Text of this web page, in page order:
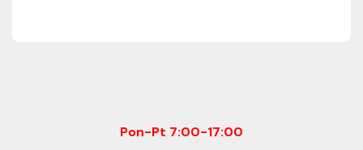
Pon-Pt 7:00-17:00